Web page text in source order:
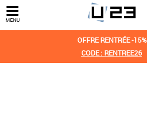
MENU
OFFRE RENTRÉE -15%
CODE : RENTREE26